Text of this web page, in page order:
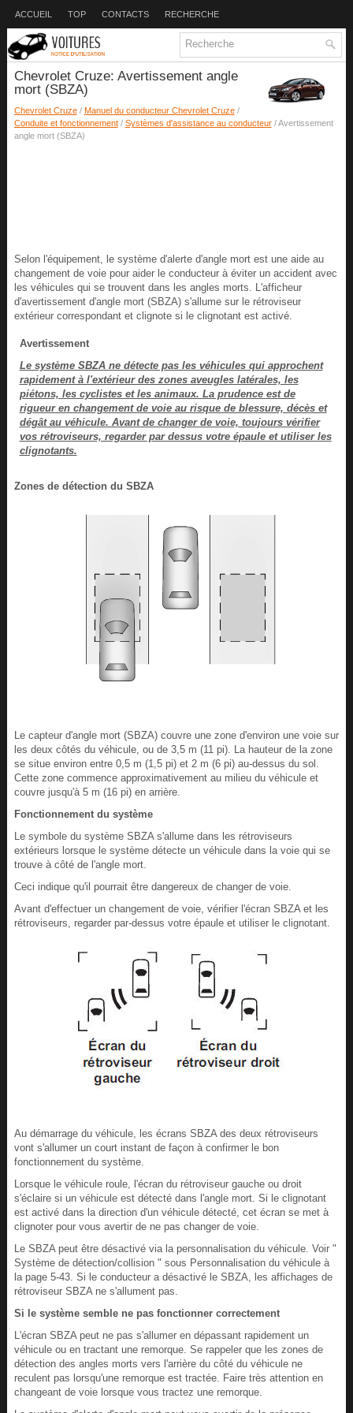
ACCUEIL TOP CONTACTS RECHERCHE
Chevrolet Cruze: Avertissement angle
mort (SBZA)
Chevrolet Cruze/ Manuel du conducteur Chevrolet Cruze/
Conduite et fonctionnement/ Systèmes d'assistance au conducteur/ Avertissement
angle mort (SBZA)
Selon l'équipement, le système d'alerte d'angle mort est une aide au
changement de voie pour aider le conducteur à éviter un accident avec
les véhicules qui se trouvent dans les angles morts. L'afficheur
d'avertissement d'angle mort (SBZA) s'allume sur le rétroviseur
extérieur correspondant et clignote si le clignotant est activé.
Avertissement
Le système SBZA ne détecte pas les véhicules qui approchent
rapidement à l'extérieur des zones aveugles latérales, les
piétons, les cyclistes et les animaux. La prudence est de
rigueur en changement de voie au risque de blessure, décès et
dégât au véhicule. Avant de changer de voie, toujours vérifier
vos rétroviseurs, regarder par dessus votre épaule et utiliser les
clignotants.
Zones de détection du SBZA
Le capteur d'angle mort (SBZA) couvre une zone d'environ une voie sur
les deux côtés du véhicule, ou de 3,5 m (11 pi). La hauteur de la zone
se situe environ entre 0,5 m (1,5 pi) et 2 m (6 pi) au-dessus du sol.
Cette zone commence approximativement au milieu du véhicule et
couvre jusqu'à 5 m (16 pi) en arrière.
Fonctionnement du système
Le symbole du système SBZA s'allume dans les rétroviseurs
extérieurs lorsque le système détecte un véhicule dans la voie qui se
trouve à côté de l'angle mort.
Ceci indique qu'il pourrait être dangereux de changer de voie.
Avant d'effectuer un changement de voie, vérifier l'écran SBZA et les
rétroviseurs, regarder par-dessus votre épaule et utiliser le clignotant.
Au démarrage du véhicule, les écrans SBZA des deux rétroviseurs
vont s'allumer un court instant de façon à confirmer le bon
fonctionnement du système.
Lorsque le véhicule roule, l'écran du rétroviseur gauche ou droit
s'éclaire si un véhicule est détecté dans l'angle mort. Si le clignotant
est activé dans la direction d'un véhicule détecté, cet écran se met à
clignoter pour vous avertir de ne pas changer de voie.
Le SBZA peut être désactivé via la personnalisation du véhicule. Voir "
Système de détection/collision " sous Personnalisation du véhicule à
la page 5-43. Si le conducteur a désactivé le SBZA, les affichages de
rétroviseur SBZA ne s'allument pas.
Si le système semble ne pas fonctionner correctement
L'écran SBZA peut ne pas s'allumer en dépassant rapidement un
véhicule ou en tractant une remorque. Se rappeler que les zones de
détection des angles morts vers l'arrière du côté du véhicule ne
reculent pas lorsqu'une remorque est tractée. Faire très attention en
changeant de voie lorsque vous tractez une remorque.